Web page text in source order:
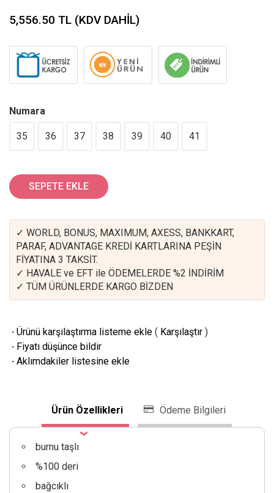
5,556.50 TL (KDV DAHİL)
Numara
35 36 37 38 39 40 41
SEPETE EKLE
✓ WORLD, BONUS, MAXIMUM, AXESS, BANKKART,
PARAF, ADVANTAGE KREDİ KARTLARINA PEŞİN
FİYATINA 3 TAKSİT.
✓ HAVALE ve EFT ile ÖDEMELERDE %2 İNDİRİM
✓ TÜM ÜRÜNLERDE KARGO BİZDEN
· Ürünü karşılaştırma listeme ekle( Karşılaştır)
· Fiyatı düşünce bildir
· Aklımdakiler listesine ekle
Ürün Özellikleri Ödeme Bilgileri
burnu taşlı
%100 deri
bağcıklı